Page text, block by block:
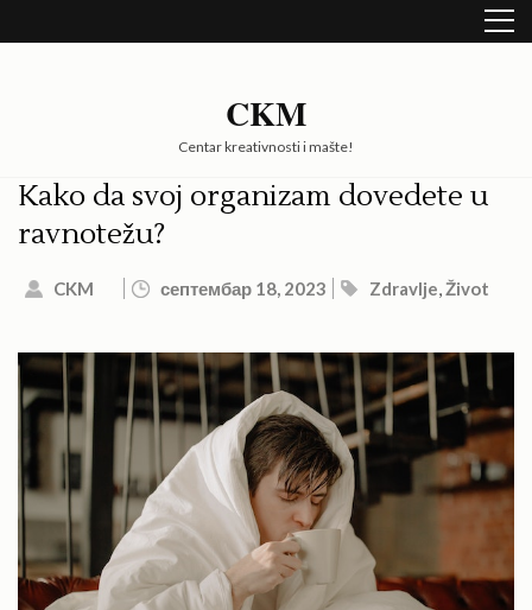
to
CKM
Centar kreativnosti i mašte!
Kako da svoj organizam dovedete u
ravnotežu?
CKM септембар 18, 2023 Zdravlje,Život